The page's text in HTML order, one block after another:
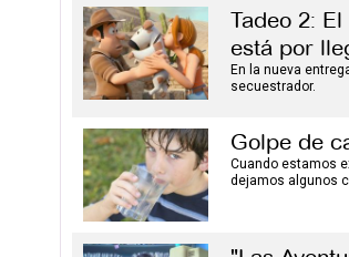
Tadeo 2:
está por
En la nueva
secuestrador.
Golpe de
Cuando estamos
dejamos algunos